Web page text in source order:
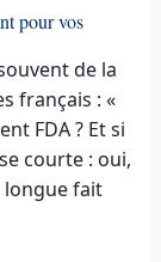
pour vos
de la
français : «
FDA ? Et si
courte : oui,
longue fait